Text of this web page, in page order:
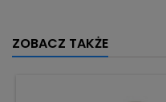
ZOBACZ TAKŻE